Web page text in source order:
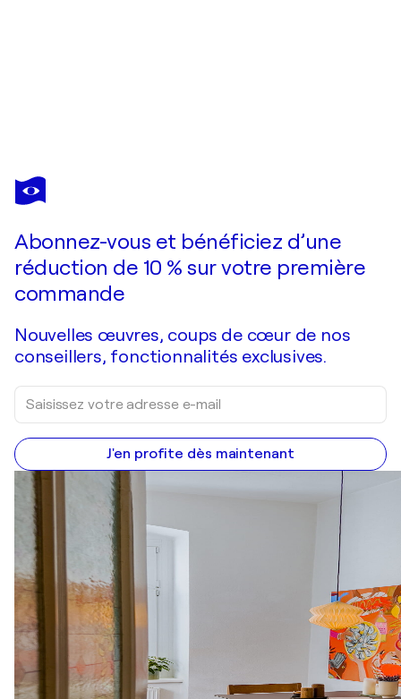
HUGO PONDZ
Le Mystère de l'Horizon 100 x 100 cm
Abonnez-vous et bénéficiez d’une
réduction de 10 % sur votre première
commande
Nouvelles œuvres, coups de cœur de nos
conseillers, fonctionnalités exclusives.
J'en profite dès maintenant